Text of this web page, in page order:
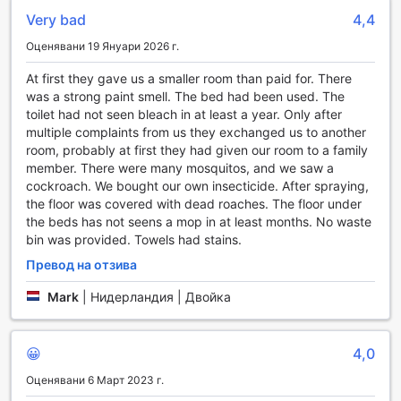
решение за отпускане след дългия ден на разглеждане
на забележителности в Себу.
Нашите удобни и уютни масажни стаи предлагат
атмосфера на уединение и спокойствие, което
допринася за вашето пълноценна релаксация. С
уникалните си техники и индивидуален подход, нашите
терапевти ще ви помогнат да се освободите от стреса и
напрежението, оставяйки ви освежени и заредени с
енергия. USDA Dormitory-Hotel е вашето убежище за
релаксация, където можете да се насладите на масаж,
който не само облекчава физическите болки, но и
подмладява ума и духа.
USDA Dormitory-Hotel в Себу предлага на своите гости
изключителни спортни съоръжения, които ще задоволят
нуждите на всеки любител на активния начин на живот.
уреди за тренировка, включително кардио машини,
свободни тежести и различни фитнес аксесоари. Тук
можете да се насладите на интензивни тренировки, да
Very bad 4,4
Оценявани 19 Януари 2026 г.
At first they gave us a smaller room than paid for. There
was a strong paint smell. The bed had been used. The
toilet had not seen bleach in at least a year. Only after
multiple complaints from us they exchanged us to another
room, probably at first they had given our room to a family
member. There were many mosquitos, and we saw a
cockroach. We bought our own insecticide. After spraying,
the floor was covered with dead roaches. The floor under
the beds has not seens a mop in at least months. No waste
bin was provided. Towels had stains.
Превод на отзива
Mark Нидерландия | Двойка
😀 4,0
Оценявани 6 Март 2023 г.